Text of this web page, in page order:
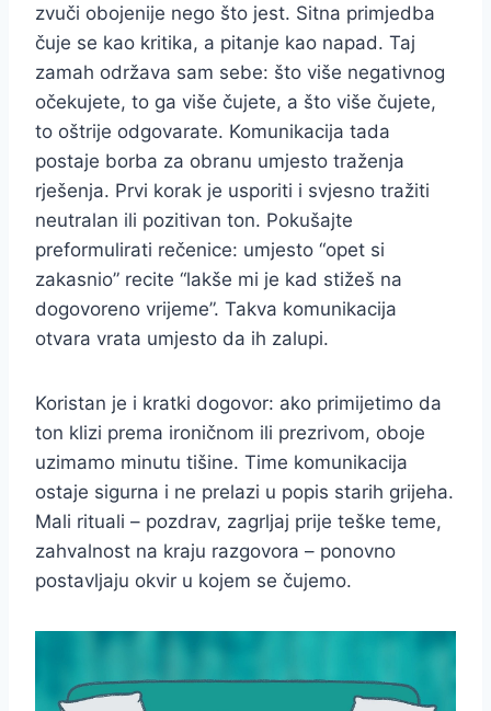
zvuči obojenije nego što jest. Sitna primjedba
čuje se kao kritika, a pitanje kao napad. Taj
zamah održava sam sebe: što više negativnog
očekujete, to ga više čujete, a što više čujete,
to oštrije odgovarate. Komunikacija tada
postaje borba za obranu umjesto traženja
rješenja. Prvi korak je usporiti i svjesno tražiti
neutralan ili pozitivan ton. Pokušajte
preformulirati rečenice: umjesto “opet si
zakasnio” recite “lakše mi je kad stižeš na
dogovoreno vrijeme”. Takva komunikacija
otvara vrata umjesto da ih zalupi.
Koristan je i kratki dogovor: ako primijetimo da
ton klizi prema ironičnom ili prezrivom, oboje
uzimamo minutu tišine. Time komunikacija
ostaje sigurna i ne prelazi u popis starih grijeha.
Mali rituali – pozdrav, zagrljaj prije teške teme,
zahvalnost na kraju razgovora – ponovno
postavljaju okvir u kojem se čujemo.